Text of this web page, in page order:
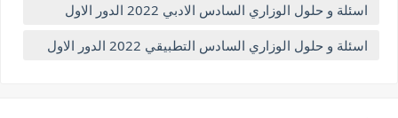
اسئلة و حلول الوزاري السادس الادبي 2022 الدور الاول
اسئلة و حلول الوزاري السادس التطبيقي 2022 الدور الاول